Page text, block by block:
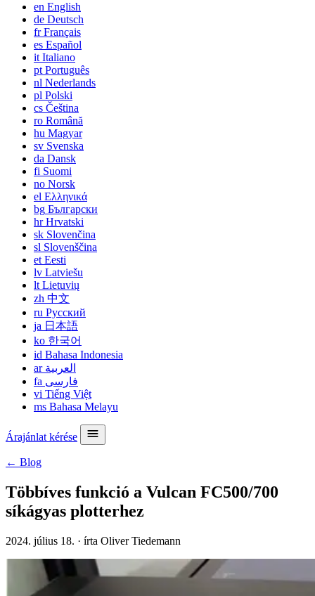
en English
de Deutsch
frFrançais
es Español
it Italiano
pt Português
nl Nederlands
pl Polski
cs Čeština
ro Română
hu Magyar
sv Svenska
da Dansk
fi Suomi
no Norsk
el Ελληνικά
bg Български
hrHrvatski
sk Slovenčina
sl Slovenščina
et Eesti
lv Latviešu
lt Lietuvių
zh 中文
ru Русский
ja 日本語
ko 한국어
id Bahasa Indonesia
ar العربية
fa فارسی
vi Tiếng Việt
ms Bahasa Melayu
Árajánlat kérése
← Blog
Többíves funkció a Vulcan FC500/700
síkágyas plotterhez
2024. július 18. · írta Oliver Tiedemann